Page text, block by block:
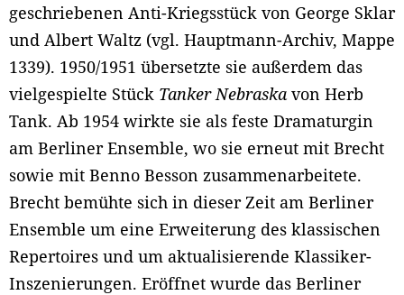
geschriebenen Anti-Kriegsstück von George Sklar
und Albert Waltz (vgl. Hauptmann-Archiv, Mappe
1339). 1950/1951 übersetzte sie außerdem das
vielgespielte Stück Tanker Nebraskavon Herb
Tank. Ab 1954 wirkte sie als feste Dramaturgin
am Berliner Ensemble, wo sie erneut mit Brecht
sowie mit Benno Besson zusammenarbeitete.
Brecht bemühte sich in dieser Zeit am Berliner
Ensemble um eine Erweiterung des klassischen
Repertoires und um aktualisierende Klassiker-
Inszenierungen. Eröffnet wurde das Berliner